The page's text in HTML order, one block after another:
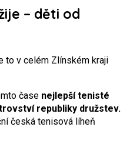
– děti od
to v celém Zlínském kraji
čase nejlepší tenisté
republiky družstev.
česká tenisová líheň